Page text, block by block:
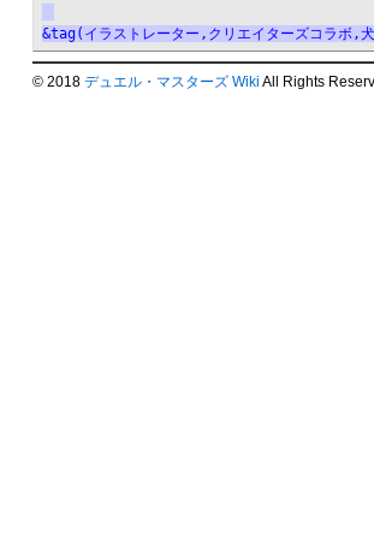
&tag(イラストレーター,クリエイターズコラボ,
© 2018 デュエル・マスターズ Wiki All Rights